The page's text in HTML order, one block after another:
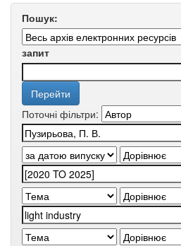
Пошук:
запит
Поточні фільтри: